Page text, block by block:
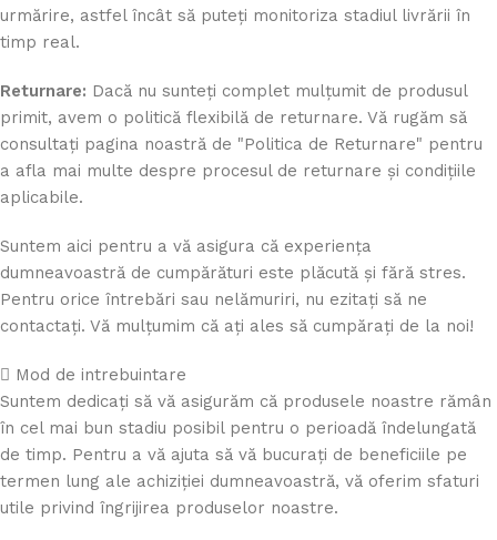
urmărire, astfel încât să puteți monitoriza stadiul livrării în
timp real.
Returnare: Dacă nu sunteți complet mulțumit de produsul
primit, avem o politică flexibilă de returnare. Vă rugăm să
consultați pagina noastră de "Politica de Returnare" pentru
a afla mai multe despre procesul de returnare și condițiile
aplicabile.
Suntem aici pentru a vă asigura că experiența
dumneavoastră de cumpărături este plăcută și fără stres.
Pentru orice întrebări sau nelămuriri, nu ezitați să ne
contactați. Vă mulțumim că ați ales să cumpărați de la noi!
Mod de intrebuintare
Suntem dedicați să vă asigurăm că produsele noastre rămân
în cel mai bun stadiu posibil pentru o perioadă îndelungată
de timp. Pentru a vă ajuta să vă bucurați de beneficiile pe
termen lung ale achiziției dumneavoastră, vă oferim sfaturi
utile privind îngrijirea produselor noastre.